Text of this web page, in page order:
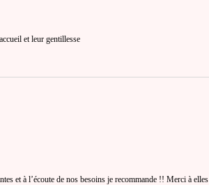
et leur gentillesse
et à l’écoute de nos besoins je recommande !! Merci à elles